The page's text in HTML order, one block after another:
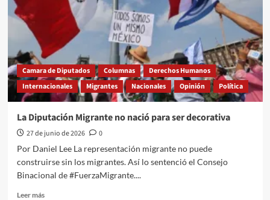
huella
Camara de Diputados Columnas
Derechos Humanos
Internacionales
Migrantes Nacionales Opinión Política
La Diputación Migrante no nació para ser decorativa
27 de junio de 2026
0
Por Daniel Lee La representación migrante no puede
construirse sin los migrantes. Así lo sentenció el Consejo
Binacional de #FuerzaMigrante....
Leer másLeer